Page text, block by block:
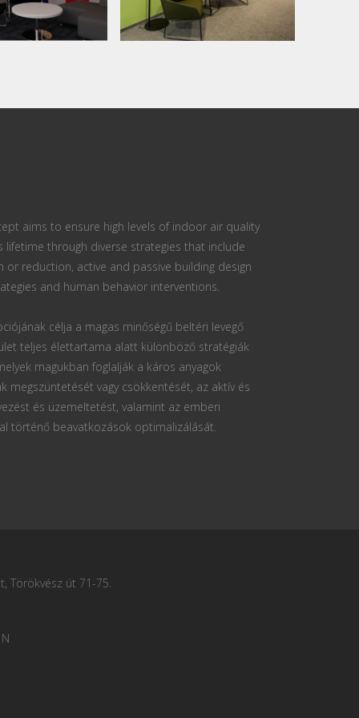
aims to ensure high levels of indoor air quality
lifetime through diverse strategies that include
or reduction, active and passive building design
and human behavior interventions.
célja a magas minőségű beltéri levegő
teljes élettartama alatt különböző stratégiák
magukban foglalják a káros anyagok
megszüntetését vagy csökkentését, az aktív és
és üzemeltetést, valamint az emberi
történő beavatkozások optimalizálását.
Törökvész út 71-75.